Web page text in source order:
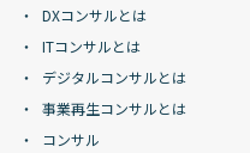
DXコンサルとは
ITコンサルとは
デジタルコンサルとは
事業再生コンサルとは
コンサル